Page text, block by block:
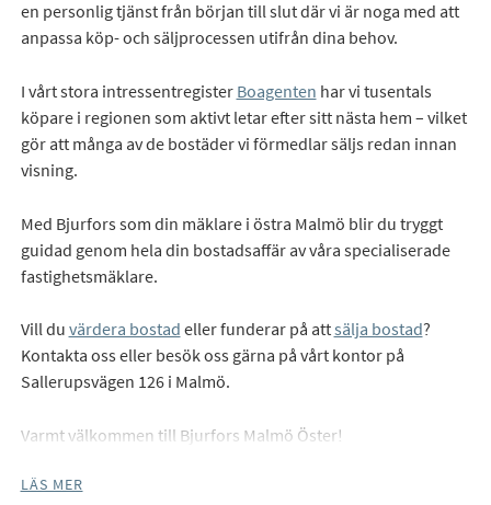
en personlig tjänst från början till slut där vi är noga med att
anpassa köp- och säljprocessen utifrån dina behov.
I vårt stora intressentregister Boagenten har vi tusentals
köpare i regionen som aktivt letar efter sitt nästa hem – vilket
gör att många av de bostäder vi förmedlar säljs redan innan
visning.
Med Bjurfors som din mäklare i östra Malmö blir du tryggt
guidad genom hela din bostadsaffär av våra specialiserade
fastighetsmäklare.
Vill du värdera bostad eller funderar på attsälja bostad?
Kontakta oss eller besök oss gärna på vårt kontor på
Sallerupsvägen 126 i Malmö.
Varmt välkommen till Bjurfors Malmö Öster!
LÄS MER